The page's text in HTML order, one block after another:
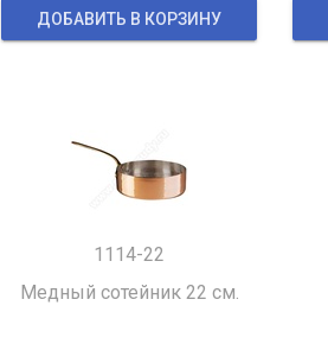
ДОБАВИТЬ В КОРЗИНУ
1114-22
Медный сотейник 22 см.